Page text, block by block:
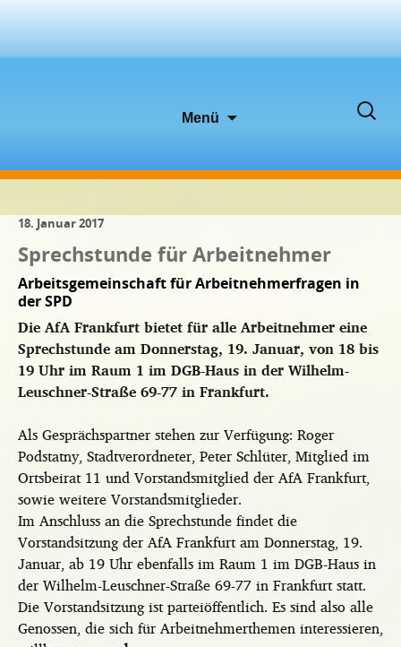
Menü
Suchen
18. Januar 2017
Sprechstunde für Arbeitnehmer
Arbeitsgemeinschaft für Arbeitnehmerfragen in
der SPD
Die AfA Frankfurt bietet für alle Arbeitnehmer eine
Sprechstunde am Donnerstag, 19. Januar, von 18 bis
19 Uhr im Raum 1 im DGB-Haus in der Wilhelm-
Leuschner-Straße 69-77 in Frankfurt.
Als Gesprächspartner stehen zur Verfügung: Roger
Podstatny, Stadtverordneter, Peter Schlüter, Mitglied im
Ortsbeirat 11 und Vorstandsmitglied der AfA Frankfurt,
sowie weitere Vorstandsmitglieder.
Im Anschluss an die Sprechstunde findet die
Vorstandsitzung der AfA Frankfurt am Donnerstag, 19.
Januar, ab 19 Uhr ebenfalls im Raum 1 im DGB-Haus in
der Wilhelm-Leuschner-Straße 69-77 in Frankfurt statt.
Die Vorstandsitzung ist parteiöffentlich. Es sind also alle
Genossen, die sich für Arbeitnehmerthemen interessieren,